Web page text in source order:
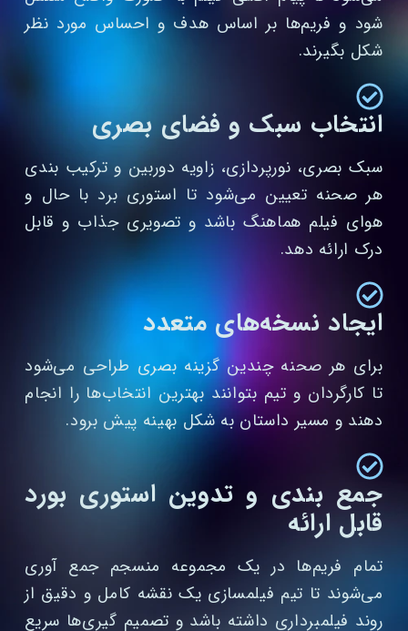
شود و فریم‌ها بر اساس هدف و احساس مورد نظر
شکل بگیرند.
انتخاب سبک و فضای بصری
سبک بصری، نورپردازی، زاویه دوربین و ترکیب‌ بندی
هر صحنه تعیین می‌شود تا استوری برد با حال و
هوای فیلم هماهنگ باشد و تصویری جذاب و قابل
درک ارائه دهد.
ایجاد نسخه‌های متعدد
برای هر صحنه چندین گزینه بصری طراحی می‌شود
تا کارگردان و تیم بتوانند بهترین انتخاب‌ها را انجام
دهند و مسیر داستان به شکل بهینه پیش برود.
جمع‌ بندی و تدوین استوری‌ بورد
قابل ارائه
تمام فریم‌ها در یک مجموعه منسجم جمع‌ آوری
می‌شوند تا تیم فیلمسازی یک نقشه کامل و دقیق از
روند فیلمبرداری داشته باشد و تصمیم‌ گیری‌ها سریع